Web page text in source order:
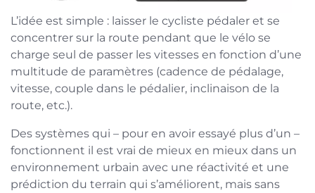
L’idée est simple : laisser le cycliste pédaler et se
concentrer sur la route pendant que le vélo se
charge seul de passer les vitesses en fonction d’une
multitude de paramètres (cadence de pédalage,
vitesse, couple dans le pédalier, inclinaison de la
route, etc.).
Des systèmes qui – pour en avoir essayé plus d’un –
fonctionnent il est vrai de mieux en mieux dans un
environnement urbain avec une réactivité et une
prédiction du terrain qui s’améliorent, mais sans